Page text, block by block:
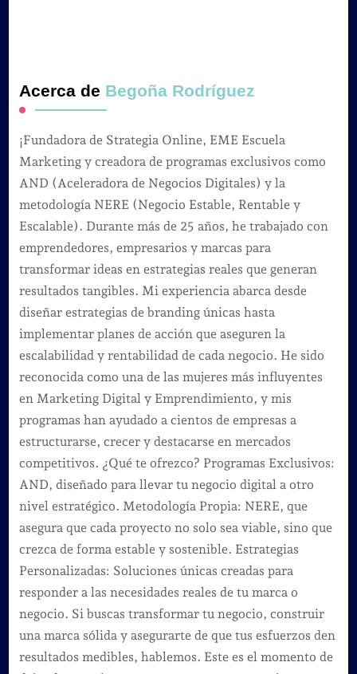
Acerca de Begoña Rodríguez
¡Fundadora de Strategia Online, EME Escuela
Marketing y creadora de programas exclusivos como
AND (Aceleradora de Negocios Digitales) y la
metodología NERE (Negocio Estable, Rentable y
Escalable). Durante más de 25 años, he trabajado con
emprendedores, empresarios y marcas para
transformar ideas en estrategias reales que generan
resultados tangibles. Mi experiencia abarca desde
diseñar estrategias de branding únicas hasta
implementar planes de acción que aseguren la
escalabilidad y rentabilidad de cada negocio. He sido
reconocida como una de las mujeres más influyentes
en Marketing Digital y Emprendimiento, y mis
programas han ayudado a cientos de empresas a
estructurarse, crecer y destacarse en mercados
competitivos. ¿Qué te ofrezco? Programas Exclusivos:
AND, diseñado para llevar tu negocio digital a otro
nivel estratégico. Metodología Propia: NERE, que
asegura que cada proyecto no solo sea viable, sino que
crezca de forma estable y sostenible. Estrategias
Personalizadas: Soluciones únicas creadas para
responder a las necesidades reales de tu marca o
negocio. Si buscas transformar tu negocio, construir
una marca sólida y asegurarte de que tus esfuerzos den
resultados medibles, hablemos. Este es el momento de